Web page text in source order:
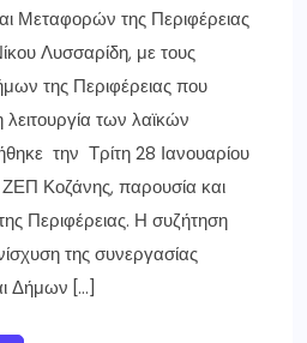
Μεταφορών της Περιφέρειας
Λυσσαρίδη, με τους
της Περιφέρειας που
των λαϊκών
την Τρίτη 28 Ιανουαρίου
Κοζάνης, παρουσία και
Περιφέρειας. Η συζήτηση
της συνεργασίας
Δήμων […]